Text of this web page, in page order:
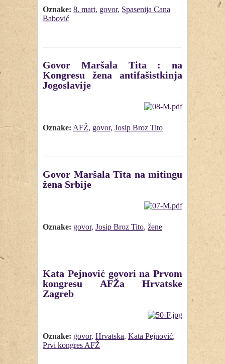
Oznake: 8. mart, govor, Spasenija Cana
Babović
Govor Maršala Tita : na
Kongresu žena antifašistkinja
Jogoslavije
Oznake: AFŽ, govor, Josip Broz Tito
Govor Maršala Tita na mitingu
žena Srbije
Oznake: govor, Josip Broz Tito, žene
Kata Pejnović govori na Prvom
kongresu AFŽa Hrvatske
Zagreb
Oznake: govor, Hrvatska, Kata Pejnović,
Prvi kongres AFŽ